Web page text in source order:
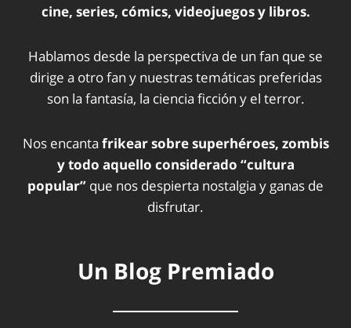
cine, series, cómics, videojuegos y libros.
Hablamos desde la perspectiva de un fan que se
dirige a otro fan y nuestras temáticas preferidas
son la fantasía, la ciencia ficción y el terror.
Nos encanta frikear sobre superhéroes, zombis
y todo aquello considerado “cultura
popular” que nos despierta nostalgia y ganas de
disfrutar.
Un Blog Premiado